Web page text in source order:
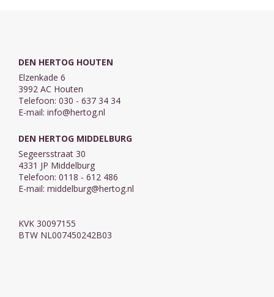
DEN HERTOG HOUTEN
Elzenkade 6
3992 AC Houten
Telefoon: 030 - 637 34 34
E-mail: info@hertog.nl
DEN HERTOG MIDDELBURG
Segeersstraat 30
4331 JP Middelburg
Telefoon: 0118 - 612 486
E-mail: middelburg@hertog.nl
KVK 30097155
BTW NL007450242B03